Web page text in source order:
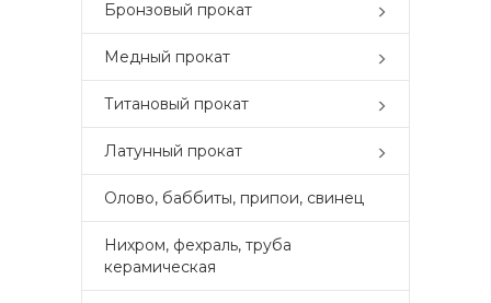
Бронзовый прокат
Медный прокат
Титановый прокат
Латунный прокат
Олово, баббиты, припои, свинец
Нихром, фехраль, труба
керамическая